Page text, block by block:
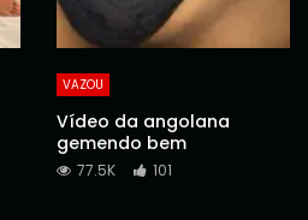
VAZOU
Vídeo da angolana
gemendo bem
77.5K 101